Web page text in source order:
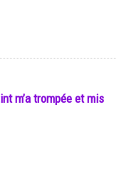
m’a trompée et mis